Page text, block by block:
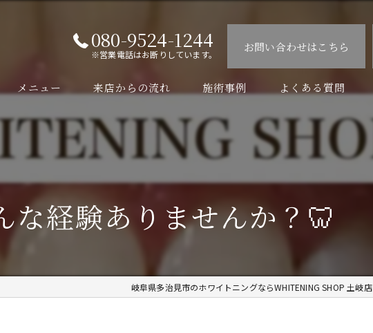
080-9524-1244
※営業電話はお断りしています。
お問い合わせはこちら
メニュー 来店からの流れ 施術事例 よくある質問
な経験ありませんか？🦷
岐阜県多治見市のホワイトニングならWHITENING SHOP 土岐店